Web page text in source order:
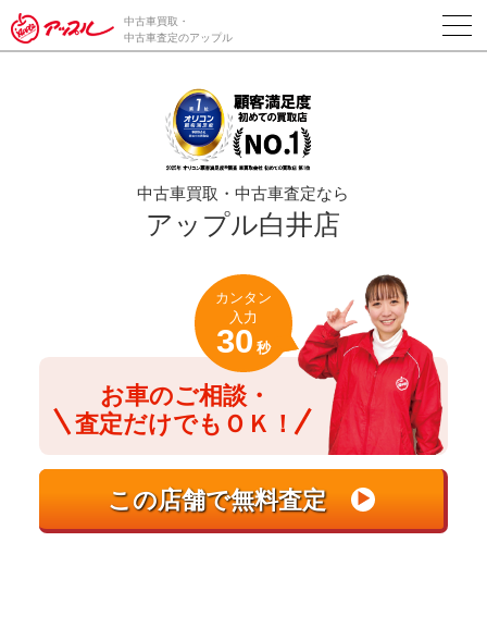
/*ABテスト_新規査定フォームの為のCVボタン*/
中古車買取・
中古車査定のアップル
中古車買取・中古車査定なら
アップル白井店
お車のご相談・
査定だけでもＯＫ！
カンタン
入力
30 秒